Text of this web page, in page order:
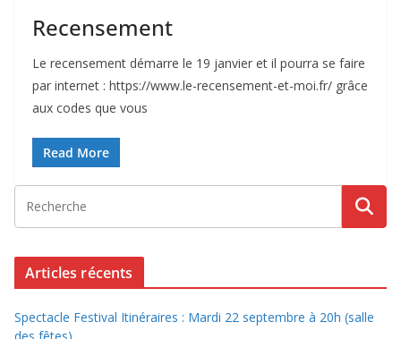
Recensement
Le recensement démarre le 19 janvier et il pourra se faire
par internet : https://www.le-recensement-et-moi.fr/ grâce
aux codes que vous
Read More
Articles récents
Spectacle Festival Itinéraires : Mardi 22 septembre à 20h (salle